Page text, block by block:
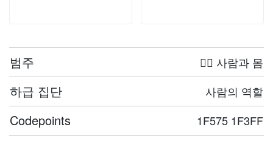
범주 🤦‍♀️ 사람과 몸
하급 집단 사람의 역할
Codepoints 1F575 1F3FF